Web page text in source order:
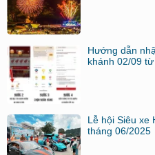
Hướng dẫn
khánh 02/09
Lễ hội Siêu xe
tháng 06/2025